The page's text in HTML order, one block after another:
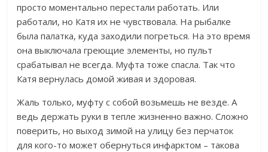
просто моментально перестали работать. Или
работали, но Катя их не чувствовала. На рыбалке
была палатка, куда заходили погреться. На это время
она выключала греющие элементы, но пульт
срабатывал не всегда. Муфта тоже спасла. Так что
Катя вернулась домой живая и здоровая.
Жаль только, муфту с собой возьмешь не везде. А
ведь держать руки в тепле жизненно важно. Сложно
поверить, но выход зимой на улицу без перчаток
для кого-то может обернуться инфарктом – такова